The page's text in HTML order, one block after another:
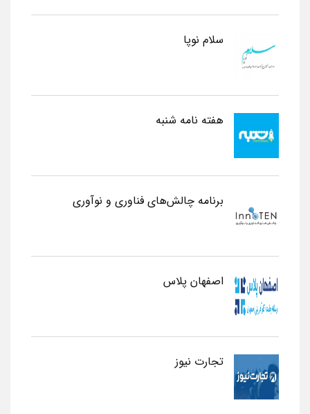
سلام نوپا
هفته نامه شنبه
برنامه چالش‌های فناوری و نوآوری
اصفهان پلاس
تجارت نیوز